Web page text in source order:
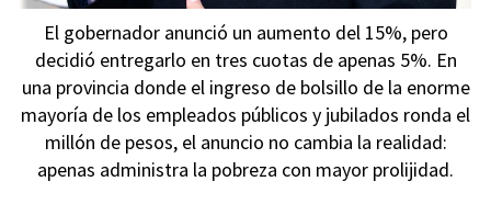
El gobernador anunció un aumento del 15%, pero
decidió entregarlo en tres cuotas de apenas 5%. En
una provincia donde el ingreso de bolsillo de la enorme
mayoría de los empleados públicos y jubilados ronda el
millón de pesos, el anuncio no cambia la realidad:
apenas administra la pobreza con mayor prolijidad.